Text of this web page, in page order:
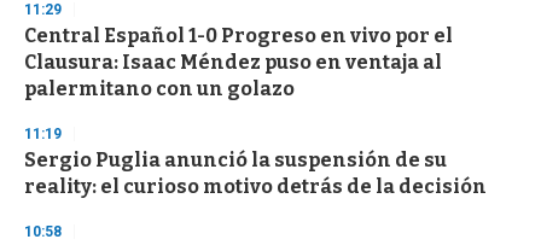
11:29
Central Español 1-0 Progreso en vivo por el
Clausura: Isaac Méndez puso en ventaja al
palermitano con un golazo
11:19
Sergio Puglia anunció la suspensión de su
reality: el curioso motivo detrás de la decisión
10:58